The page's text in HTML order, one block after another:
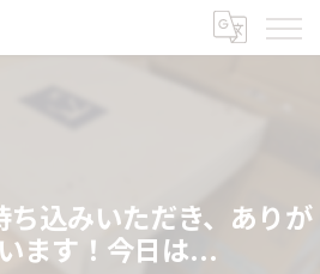
込みいただき、ありが
ます！今日は...